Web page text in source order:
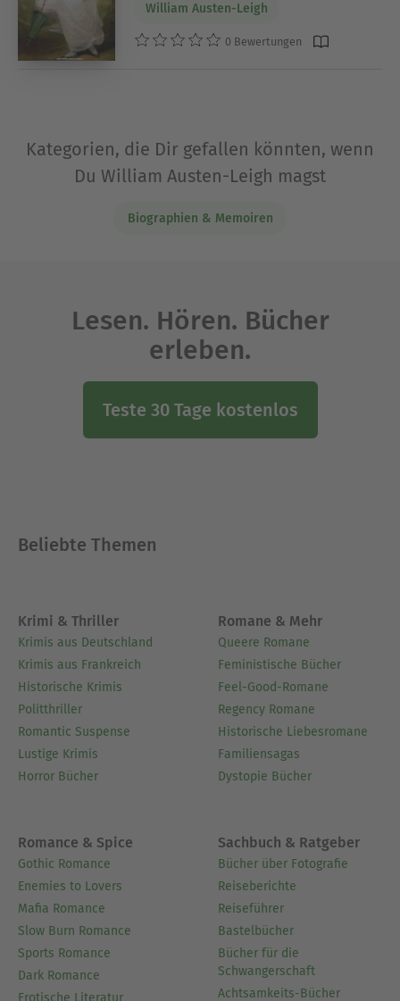
William Austen-Leigh
0 Bewertungen
Kategorien, die Dir gefallen könnten, wenn
Du William Austen-Leigh magst
Biographien & Memoiren
Lesen. Hören. Bücher
erleben.
Teste 30 Tage kostenlos
Beliebte Themen
Krimi & Thriller
Krimis aus Deutschland
Krimis aus Frankreich
Historische Krimis
Politthriller
Romantic Suspense
Lustige Krimis
Horror Bücher
Romane & Mehr
Queere Romane
Feministische Bücher
Feel-Good-Romane
Regency Romane
Historische Liebesromane
Familiensagas
Dystopie Bücher
Romance & Spice
Gothic Romance
Enemies to Lovers
Mafia Romance
Slow Burn Romance
Sports Romance
Dark Romance
Erotische Literatur
Sachbuch & Ratgeber
Bücher über Fotografie
Reiseberichte
Reiseführer
Bastelbücher
Bücher für die
Schwangerschaft
Achtsamkeits-Bücher